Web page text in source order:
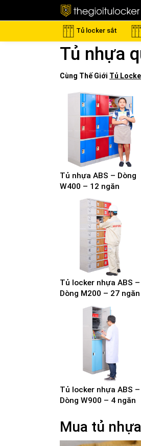
Tủ locker sắt
Tủ nhựa
Cùng Thế Giới Tủ
Tủ nhựa ABS – Dòng
W400 – 12 ngăn
Tủ locker nhựa ABS –
Dòng M200 – 27 ngăn
Tủ locker nhựa ABS –
Dòng W900 – 4 ngăn
Mua tủ